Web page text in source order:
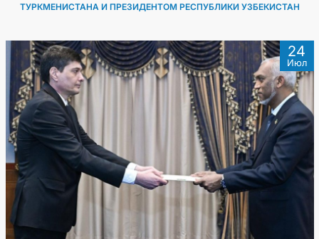
ТУРКМЕНИСТАНА И ПРЕЗИДЕНТОМ РЕСПУБЛИКИ УЗБЕКИСТАН
24
Июл